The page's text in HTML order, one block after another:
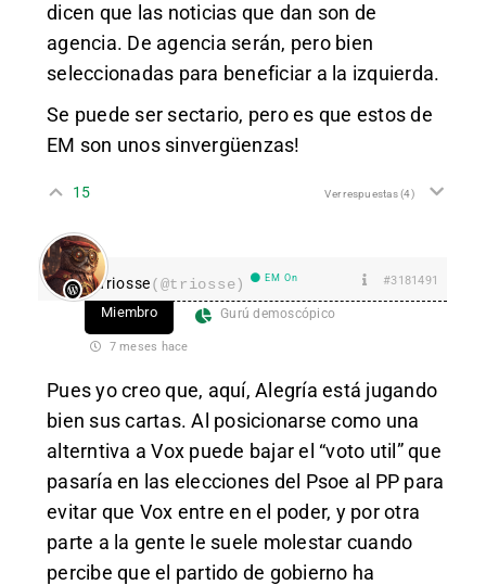
dicen que las noticias que dan son de
agencia. De agencia serán, pero bien
seleccionadas para beneficiar a la izquierda.
Se puede ser sectario, pero es que estos de
EM son unos sinvergüenzas!
15 Ver respuestas(4)
Triosse(@triosse) EM On #3181491
Miembro Gurú demoscópico
7 meses hace
Pues yo creo que, aquí, Alegría está jugando
bien sus cartas. Al posicionarse como una
alterntiva a Vox puede bajar el “voto util” que
pasaría en las elecciones del Psoe al PP para
evitar que Vox entre en el poder, y por otra
parte a la gente le suele molestar cuando
percibe que el partido de gobierno ha